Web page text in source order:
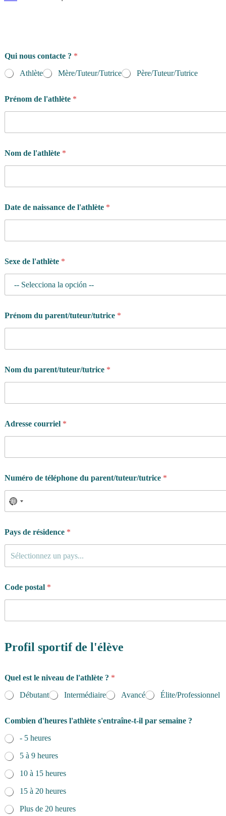
Qui nous contacte ? *
Athlète
Mère/Tuteur/Tutrice Père/Tuteur/Tutrice
Prénom de l'athlète *
Nom de l'athlète *
Date de naissance de l'athlète *
Sexe de l'athlète *
Prénom du parent/tuteur/tutrice *
Nom du parent/tuteur/tutrice *
Adresse courriel *
Numéro de téléphone du parent/tuteur/tutrice *
Pays de résidence *
Sélectionnez un pays...
Code postal *
Profil sportif de l'élève
Quel est le niveau de l'athlète ? *
Débutant
Intermédiaire Avancé Élite/Professionnel
Combien d'heures l'athlète s'entraîne-t-il par semaine ?
- 5 heures
5 à 9 heures
10 à 15 heures
15 à 20 heures
Plus de 20 heures